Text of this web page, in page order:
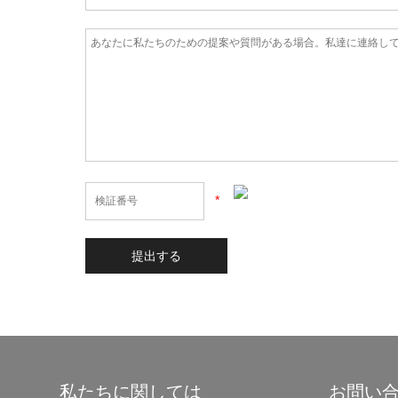
*
私たちに関しては お問い